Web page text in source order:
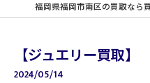
【ジュエリー買取】
2024/05/14